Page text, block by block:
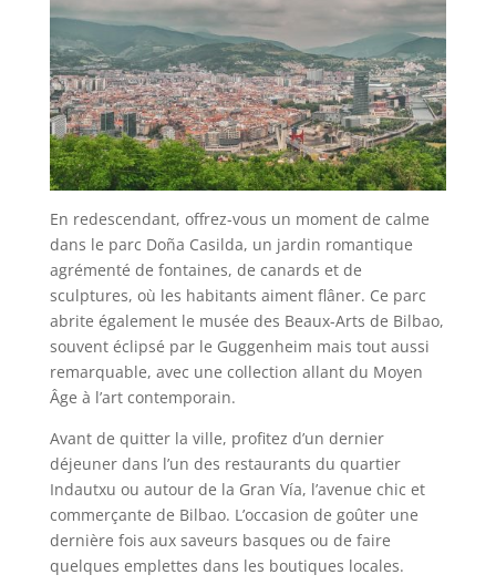
En redescendant, offrez-vous un moment de calme
dans le parc Doña Casilda, un jardin romantique
agrémenté de fontaines, de canards et de
sculptures, où les habitants aiment flâner. Ce parc
abrite également le musée des Beaux-Arts de Bilbao,
souvent éclipsé par le Guggenheim mais tout aussi
remarquable, avec une collection allant du Moyen
Âge à l’art contemporain.
Avant de quitter la ville, profitez d’un dernier
déjeuner dans l’un des restaurants du quartier
Indautxu ou autour de la Gran Vía, l’avenue chic et
commerçante de Bilbao. L’occasion de goûter une
dernière fois aux saveurs basques ou de faire
quelques emplettes dans les boutiques locales.